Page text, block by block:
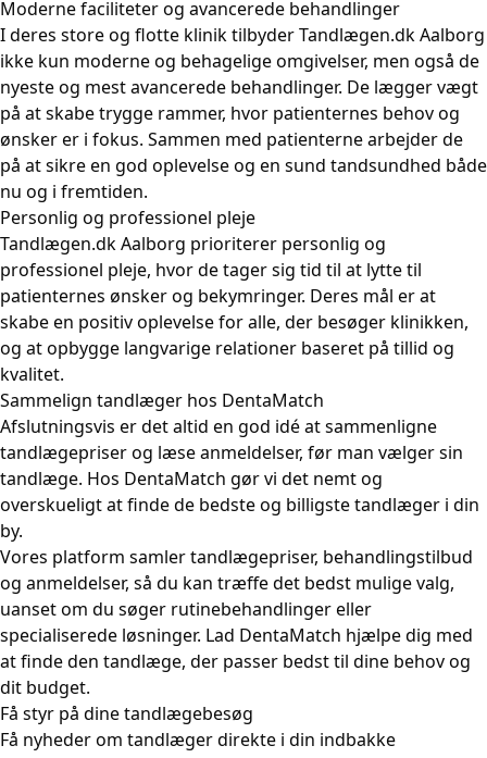
Moderne faciliteter og avancerede behandlinger
I deres store og flotte klinik tilbyder Tandlægen.dk Aalborg
ikke kun moderne og behagelige omgivelser, men også de
nyeste og mest avancerede behandlinger. De lægger vægt
på at skabe trygge rammer, hvor patienternes behov og
ønsker er i fokus. Sammen med patienterne arbejder de
på at sikre en god oplevelse og en sund tandsundhed både
nu og i fremtiden.
Personlig og professionel pleje
Tandlægen.dk Aalborg prioriterer personlig og
professionel pleje, hvor de tager sig tid til at lytte til
patienternes ønsker og bekymringer. Deres mål er at
skabe en positiv oplevelse for alle, der besøger klinikken,
og at opbygge langvarige relationer baseret på tillid og
kvalitet.
Sammelign tandlæger hos DentaMatch
Afslutningsvis er det altid en god idé at sammenligne
tandlægepriser og læse anmeldelser, før man vælger sin
tandlæge. Hos DentaMatch gør vi det nemt og
overskueligt at finde de bedste og billigste tandlæger i din
by.
Vores platform samler tandlægepriser, behandlingstilbud
og anmeldelser, så du kan træffe det bedst mulige valg,
uanset om du søger rutinebehandlinger eller
specialiserede løsninger. Lad DentaMatch hjælpe dig med
at finde den tandlæge, der passer bedst til dine behov og
dit budget.
Få styr på dine tandlægebesøg
Få nyheder om tandlæger direkte i din indbakke